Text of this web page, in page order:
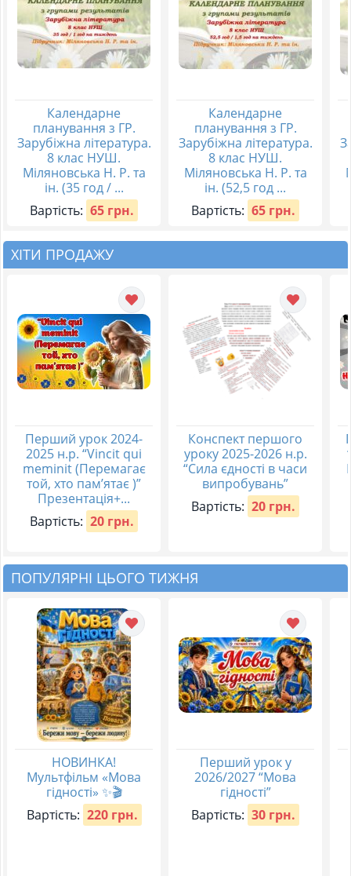
Календарне
планування з ГР.
Зарубіжна література.
8 клас НУШ.
Міляновська Н. Р. та
ін. (35 год / ...
Вартість: 65 грн.
Календарне
планування з ГР.
Зарубіжна література.
8 клас НУШ.
Міляновська Н. Р. та
ін. (52,5 год ...
Вартість: 65 грн.
ХІТИ ПРОДАЖУ
Перший урок 2024-
2025 н.р. “Vincit qui
meminit (Перемагає
той, хто пам’ятає )”
Презентація+...
Вартість: 20 грн.
Конспект першого
уроку 2025-2026 н.р.
“Сила єдності в часи
випробувань”
Вартість: 20 грн.
ПОПУЛЯРНІ ЦЬОГО ТИЖНЯ
НОВИНКА!
Мультфільм «Мова
гідності» ✨🎬
Вартість: 220 грн.
Перший урок у
2026/2027 “Мова
гідності”
Вартість: 30 грн.